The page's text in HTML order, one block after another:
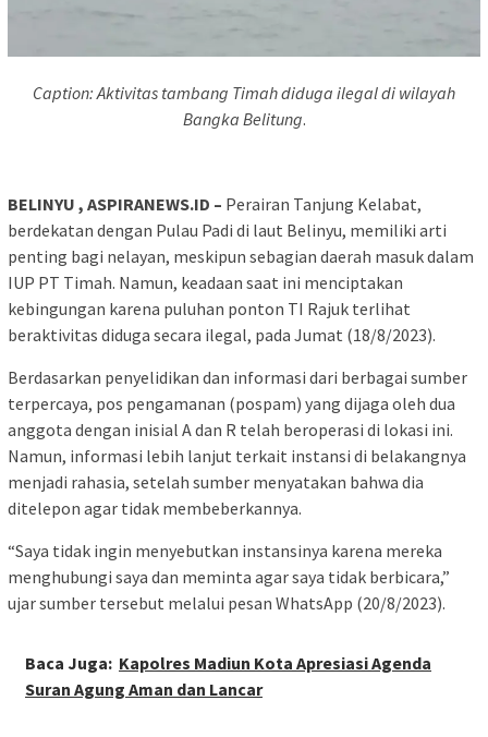
Caption: Aktivitas tambang Timah diduga ilegal di wilayah
Bangka Belitung.
BELINYU , ASPIRANEWS.ID – Perairan Tanjung Kelabat,
berdekatan dengan Pulau Padi di laut Belinyu, memiliki arti
penting bagi nelayan, meskipun sebagian daerah masuk dalam
IUP PT Timah. Namun, keadaan saat ini menciptakan
kebingungan karena puluhan ponton TI Rajuk terlihat
beraktivitas diduga secara ilegal, pada Jumat (18/8/2023).
Berdasarkan penyelidikan dan informasi dari berbagai sumber
terpercaya, pos pengamanan (pospam) yang dijaga oleh dua
anggota dengan inisial A dan R telah beroperasi di lokasi ini.
Namun, informasi lebih lanjut terkait instansi di belakangnya
menjadi rahasia, setelah sumber menyatakan bahwa dia
ditelepon agar tidak membeberkannya.
“Saya tidak ingin menyebutkan instansinya karena mereka
menghubungi saya dan meminta agar saya tidak berbicara,”
ujar sumber tersebut melalui pesan WhatsApp (20/8/2023).
Baca Juga: Kapolres Madiun Kota Apresiasi Agenda
Suran Agung Aman dan Lancar